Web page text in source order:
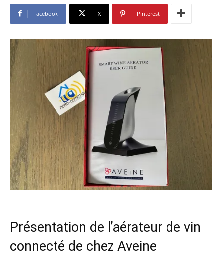
Facebook X Pinterest
Présentation de l’aérateur de vin
connecté de chez Aveine